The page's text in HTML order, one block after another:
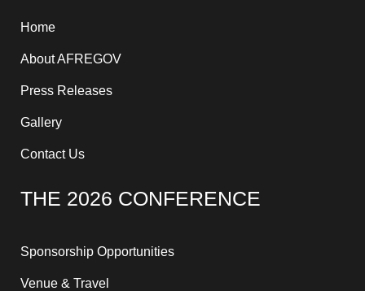
f
Home
About AFREGOV
Press Releases
Gallery
Contact Us
THE 2026 CONFERENCE
Sponsorship Opportunities
Venue & Travel